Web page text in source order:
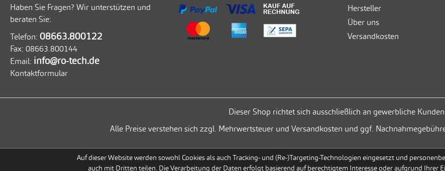
Haben Sie Fragen? Wir unterstützen und
beraten Sie:
Telefon: 08663.800122
Fax: 08663.800144
Email: info@ro-tech.de
Kontaktformular
Hersteller
Über uns
Versandkosten
Dieser Shop richtet sich ausschließlich an gewerbliche
Alle Preise verstehen sich zzgl. Mehrwertsteuer und Versandkosten und ggf.
Auf dieser Website werden sowohl Cookies als auch Tracking- und (Re-)Targeting-Technologien eingesetzt und
auch mit Dritten teilen. Die Verarbeitung der Daten erfolgt basierend auf berechtigtem Interesse oder aufgrund Ihrer